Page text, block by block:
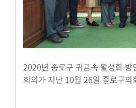
2020년 종로구 귀금속 활성화
회의가 지난 10월 26일 종로구의